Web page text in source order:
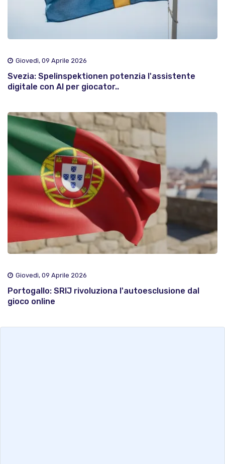
Giovedì, 09 Aprile 2026
Svezia: Spelinspektionen potenzia l'assistente
digitale con AI per giocator..
Giovedì, 09 Aprile 2026
Portogallo: SRIJ rivoluziona l'autoesclusione dal
gioco online